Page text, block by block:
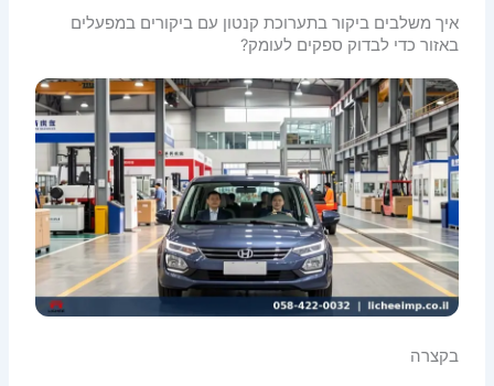
איך משלבים ביקור בתערוכת קנטון עם ביקורים במפעלים
באזור כדי לבדוק ספקים לעומק?
בקצרה